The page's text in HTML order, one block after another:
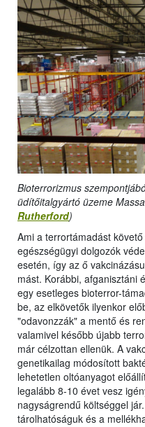
Bioterrorizmus
üdítőitalgyártó üzeme
Rutherford)
Ami a terrortámadást
egészségügyi dolgozók
esetén, így az ő
mást. Korábbi, afganisztáni
egy esetleges bioterror-
be, az elkövetők ilyenkor
"odavonzzák" a mentő és
valamivel később újabb
már célzottan ellenük. A
genetikailag módosított
lehetetlen oltóanyagot
legalább 8-10 évet vesz
nagyságrendű költséggel
tárolhatóságuk és a